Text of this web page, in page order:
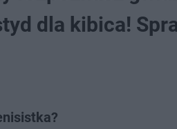
dla kibica!